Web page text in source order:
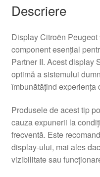
Descriere
Display Citroën
component esențial
Partner II. Acest display
optimă a sistemului
îmbunătățind experiența
Produsele de acest tip
cauza expunerii la
frecventă. Este
display-ului, mai ales
vizibilitate sau